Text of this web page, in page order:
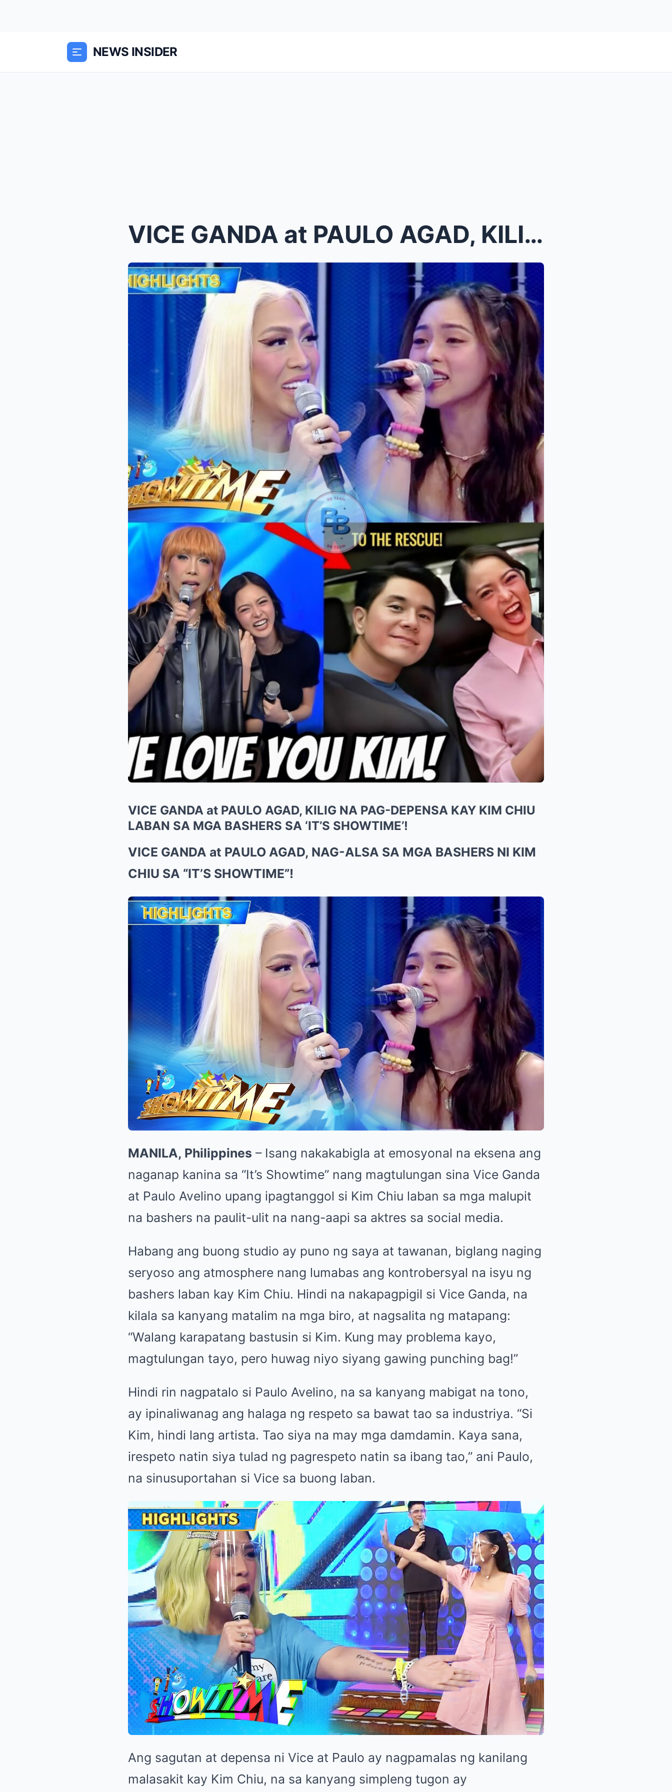
NEWS INSIDER
VICE GANDA at PAULO AGAD, KILIG NA PAG-DEPENSA KAY...
VICE GANDA at PAULO AGAD, KILIG NA PAG-DEPENSA KAY KIM CHIU
LABAN SA MGA BASHERS SA ‘IT’S SHOWTIME’!
VICE GANDA at PAULO AGAD, NAG-ALSA SA MGA BASHERS NI KIM
CHIU SA “IT’S SHOWTIME”!
MANILA, Philippines – Isang nakakabigla at emosyonal na eksena ang
naganap kanina sa “It’s Showtime” nang magtulungan sina Vice Ganda
at Paulo Avelino upang ipagtanggol si Kim Chiu laban sa mga malupit
na bashers na paulit-ulit na nang-aapi sa aktres sa social media.
Habang ang buong studio ay puno ng saya at tawanan, biglang naging
seryoso ang atmosphere nang lumabas ang kontrobersyal na isyu ng
bashers laban kay Kim Chiu. Hindi na nakapagpigil si Vice Ganda, na
kilala sa kanyang matalim na mga biro, at nagsalita ng matapang:
“Walang karapatang bastusin si Kim. Kung may problema kayo,
magtulungan tayo, pero huwag niyo siyang gawing punching bag!”
Hindi rin nagpatalo si Paulo Avelino, na sa kanyang mabigat na tono,
ay ipinaliwanag ang halaga ng respeto sa bawat tao sa industriya. “Si
Kim, hindi lang artista. Tao siya na may mga damdamin. Kaya sana,
irespeto natin siya tulad ng pagrespeto natin sa ibang tao,” ani Paulo,
na sinusuportahan si Vice sa buong laban.
Ang sagutan at depensa ni Vice at Paulo ay nagpamalas ng kanilang
malasakit kay Kim Chiu, na sa kanyang simpleng tugon ay